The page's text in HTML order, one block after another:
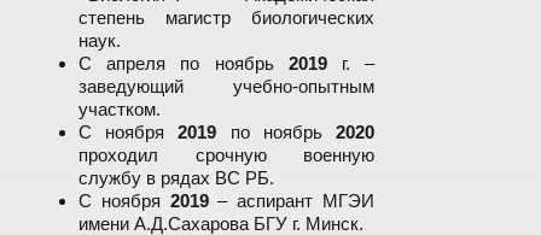
степень магистр биологических
наук.
С апреля по ноябрь 2019г. –
заведующий учебно-опытным
участком.
С ноября2019 по ноябрь2020
проходил срочную военную
службу в рядах ВС РБ.
С ноября 2019– аспирант МГЭИ
имени А.Д.Сахарова БГУ г. Минск.